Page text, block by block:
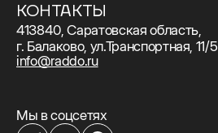
Мы в соцсетях
КОНТАКТЫ
413840, Саратовская область,
г. Балаково, ул.Транспортная, 11/5
info@raddo.ru